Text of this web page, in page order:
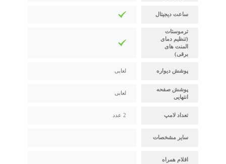
ساعت دیجیتال
ترموستات
(تنظیم دمای
المنت های
برقی)
پوشش دیواره لعابی
پوشش صفحه
انتهایی
لعابی
تعداد لامپ 2 عدد
سایر مشخصات
اقلام همراه